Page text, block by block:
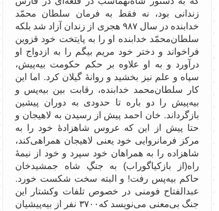
زندانی بود، نه فقط به فرمان سلطان محمّد
خدابنده در سال ۹۸۷ هجری از زندان آزاد شد بلکه
سلطان‌محمّد خدابنده او را به پایتخت خود قزوین
فراخواند و دختر خود مریم بیگم را به ازدواج او
درآورد و به او علاوه ‌بر حکم حکومت بیه‌پیش،
سپاه و علم نیز بخشید و روانۀ گیلان کرد. اما این
کار سلطان‌محمد خدابنده، رقابت بین بیه‌پس و
بیه‌پیش را دو باره تا حدودی به دوران پیشین
بازگرداند. خان احمد پیش از رسیدن به لاهیجان و
حتا پیش از این که عروس شاهزادۀ خود را به
مرکز فرمانروایی خود یعنی لاهیجان همراهی‌کند،
شاهزاده را به همراهان خود سپرد و خود از نیمۀ
راه(از بازکیاگوراب) به جنگِ شاه جمشید‌خان
حاکم بیه‌پس رفت! و البته سخت شکست خورد.
عبدالفتاح فومنی در خصوص تلفات وکشتار این
جنگ بی‌معنی می‌نویسد که۳۷۰۰ نفر از بیه‌پیشیان